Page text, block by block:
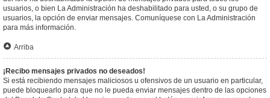
usuarios, o bien La Administración ha deshabilitado para usted, o su grupo de
usuarios, la opción de enviar mensajes. Comuníquese con La Administración
para más información.
Arriba
¡Recibo mensajes privados no deseados!
Si está recibiendo mensajes maliciosos u ofensivos de un usuario en particular,
puede bloquearlo para que no le pueda enviar mensajes dentro de las opciones